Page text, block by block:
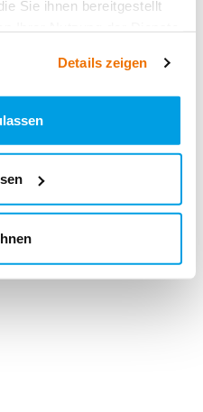
Sie ihnen bereitgestellt
Details zeigen